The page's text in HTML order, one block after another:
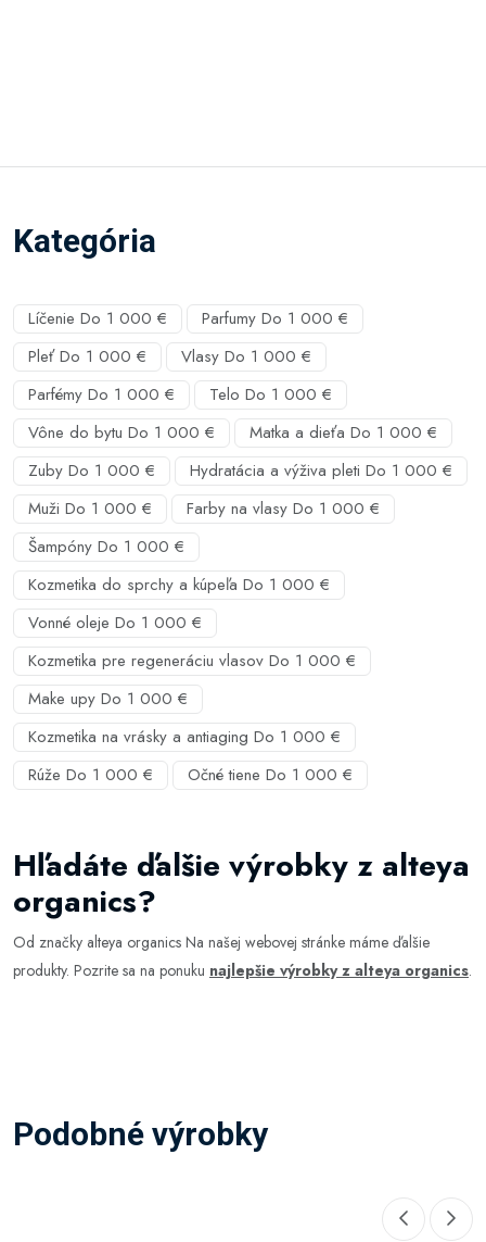
Kategória
Líčenie Do 1 000 €
Parfumy Do 1 000 €
Pleť Do 1 000 €
Vlasy Do 1 000 €
Parfémy Do 1 000 €
Telo Do 1 000 €
Vône do bytu Do 1 000 €
Matka a dieťa Do 1 000 €
Zuby Do 1 000 €
Hydratácia a výživa pleti Do 1 000 €
Muži Do 1 000 €
Farby na vlasy Do 1 000 €
Šampóny Do 1 000 €
Kozmetika do sprchy a kúpeľa Do 1 000 €
Vonné oleje Do 1 000 €
Kozmetika pre regeneráciu vlasov Do 1 000 €
Make upy Do 1 000 €
Kozmetika na vrásky a antiaging Do 1 000 €
Rúže Do 1 000 €
Očné tiene Do 1 000 €
Hľadáte ďalšie výrobky z alteya
organics?
Od značky alteya organics Na našej webovej stránke máme ďalšie
produkty. Pozrite sa na ponuku najlepšie výrobky z alteya organics.
Podobné výrobky